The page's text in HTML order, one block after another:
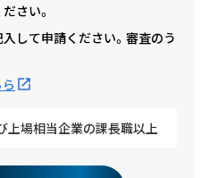
さい。
して申請ください。審査のう
上場相当企業の課長職以上